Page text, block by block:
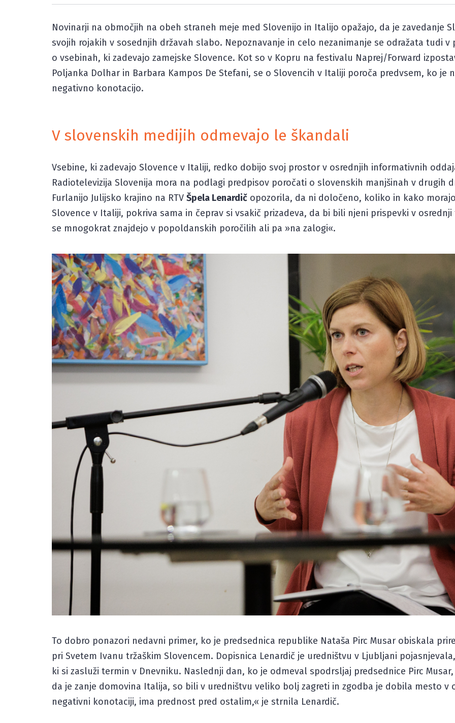
Novinarji na območjih na obeh straneh meje med Slovenijo in Italijo opažajo, da je zavedanje
svojih rojakih v sosednjih državah slabo. Nepoznavanje in celo nezanimanje se odražata tudi
o vsebinah, ki zadevajo zamejske Slovence. Kot so v Kopru na festivalu Naprej/Forward
Poljanka Dolhar in Barbara Kampos De Stefani, se o Slovencih v Italiji poroča predvsem, ko je
negativno konotacijo.
V slovenskih medijih odmevajo le škandali
Vsebine, ki zadevajo Slovence v Italiji, redko dobijo svoj prostor v osrednjih informativnih
Radiotelevizija Slovenija mora na podlagi predpisov poročati o slovenskih manjšinah v drugih
Furlanijo Julijsko krajino na RTV Špela Lenardič opozorila, da ni določeno, koliko in kako
Slovence v Italiji, pokriva sama in čeprav si vsakič prizadeva, da bi bili njeni prispevki v
se mnogokrat znajdejo v popoldanskih poročilih ali pa »na zalogi«.
To dobro ponazori nedavni primer, ko je predsednica republike Nataša Pirc Musar obiskala
pri Svetem Ivanu tržaškim Slovencem. Dopisnica Lenardič je uredništvu v Ljubljani
ki si zasluži termin v Dnevniku. Naslednji dan, ko je odmeval spodrsljaj predsednice Pirc
da je zanje domovina Italija, so bili v uredništvu veliko bolj zagreti in zgodba je dobila mesto v
negativni konotaciji, ima prednost pred ostalim,« je strnila Lenardič.